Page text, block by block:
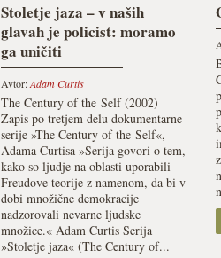
Stoletje jaza – v naših
glavah je policist: moramo
ga uničiti
Avtor:Adam Curtis
The Century of the Self (2002)
Zapis po tretjem delu dokumentarne
serije »The Century of the Self«,
Adama Curtisa »Serija govori o tem,
kako so ljudje na oblasti uporabili
Freudove teorije z namenom, da bi v
dobi množične demokracije
nadzorovali nevarne ljudske
množice.« Adam Curtis Serija
»Stoletje jaza« (The Century of...